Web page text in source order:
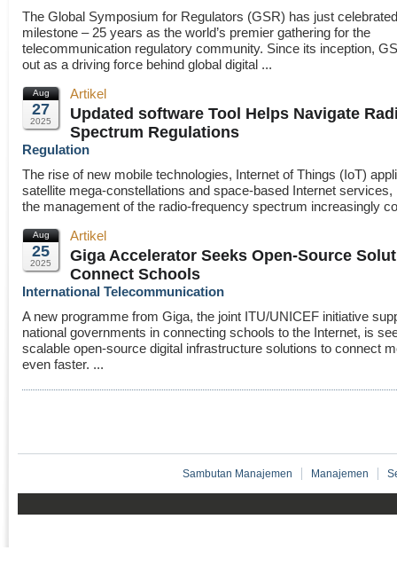
The Global Symposium for Regulators (GSR) has just
milestone – 25 years as the world’s premier gathering for the
telecommunication regulatory community. Since its inception,
out as a driving force behind global digital ...
Aug
27
2025
Artikel
Updated software Tool Helps Navigate
Spectrum Regulations
Regulation
The rise of new mobile technologies, Internet of Things (IoT)
satellite mega-constellations and space-based Internet services,
the management of the radio-frequency spectrum increasingly
Aug
25
2025
Artikel
Giga Accelerator Seeks Open-Source
Connect Schools
International Telecommunication
A new programme from Giga, the joint ITU/UNICEF initiative
national governments in connecting schools to the Internet, is
scalable open-source digital infrastructure solutions to connect
even faster. ...
Sambutan Manajemen Manajemen